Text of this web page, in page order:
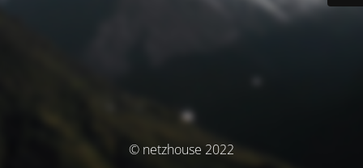
© netzhouse 2022